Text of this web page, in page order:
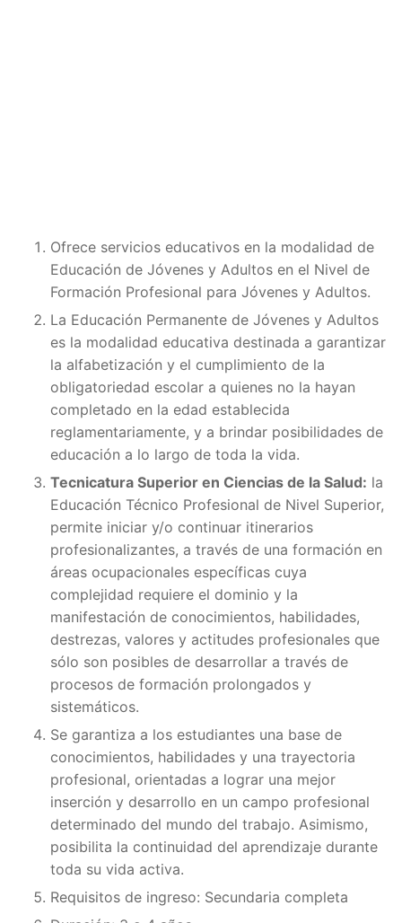
Ofrece servicios educativos en la modalidad de
Educación de Jóvenes y Adultos en el Nivel de
Formación Profesional para Jóvenes y Adultos.
La Educación Permanente de Jóvenes y Adultos
es la modalidad educativa destinada a garantizar
la alfabetización y el cumplimiento de la
obligatoriedad escolar a quienes no la hayan
completado en la edad establecida
reglamentariamente, y a brindar posibilidades de
educación a lo largo de toda la vida.
Tecnicatura Superior en Ciencias de la Salud: la
Educación Técnico Profesional de Nivel Superior,
permite iniciar y/o continuar itinerarios
profesionalizantes, a través de una formación en
áreas ocupacionales específicas cuya
complejidad requiere el dominio y la
manifestación de conocimientos, habilidades,
destrezas, valores y actitudes profesionales que
sólo son posibles de desarrollar a través de
procesos de formación prolongados y
sistemáticos.
Se garantiza a los estudiantes una base de
conocimientos, habilidades y una trayectoria
profesional, orientadas a lograr una mejor
inserción y desarrollo en un campo profesional
determinado del mundo del trabajo. Asimismo,
posibilita la continuidad del aprendizaje durante
toda su vida activa.
Requisitos de ingreso: Secundaria completa